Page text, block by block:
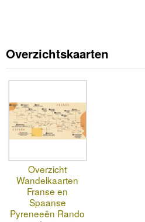
Overzichtskaarten
Overzicht
Wandelkaarten
Franse en
Spaanse
Pyreneeën Rando